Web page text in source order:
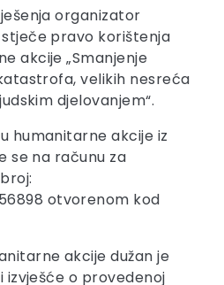
organizator
pravo korištenja
akcije „Smanjenje
velikih nesreća
djelovanjem“.
humanitarne akcije iz
se na računu za
otvorenom kod
akcije dužan je
o provedenoj